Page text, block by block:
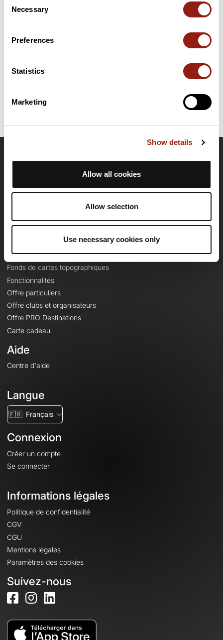
Selection
Necessary
Preferences
Statistics
Marketing
Show details
Allow all cookies
Allow selection
Use necessary cookies only
Palerme et se termine à Santo Stefano di Camastra. Ce
parcours emprunte uniquement des routes. Il présente une
Dernière modification de la fiche parcours: 6 octobre 2023 à 11:17:55.
OpenRunner
Carrières
Contact
Offres
Fonds de cartes topographiques
Fonctionnalités
Offre particuliers
Offre clubs et organisateurs
Offre PRO Destinations
Carte cadeau
Aide
Centre d'aide
Langue
🇫🇷 Français
Connexion
Créer un compte
Se connecter
Informations légales
Politique de confidentialité
CGV
CGU
Mentions légales
Paramètres des cookies
Suivez-nous